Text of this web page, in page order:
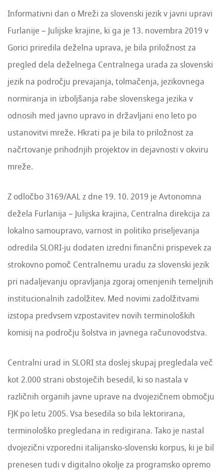
Informativni dan o Mreži za slovenski jezik v javni upravi
Furlanije – Julijske krajine, ki ga je 13. novembra 2019 v
Gorici priredila deželna uprava, je bila priložnost za
pregled dela deželnega Centralnega urada za slovenski
jezik na področju prevajanja, tolmačenja, jezikovnega
normiranja in izboljšanja rabe slovenskega jezika v
odnosih med javno upravo in državljani eno leto po
ustanovitvi mreže. Hkrati pa je bila to priložnost za
načrtovanje prihodnjih projektov in dejavnosti v okviru
mreže.
Z odločbo 3169/AAL z dne 19. 10. 2019 je Avtonomna
dežela Furlanija – Julijska krajina, Centralna direkcija za
lokalno samoupravo, varnost in politiko priseljevanja
odredila SLORI-ju dodaten izredni finančni prispevek za
strokovno pomoč Centralnemu uradu za slovenski jezik
pri nadaljevanju opravljanja zgoraj omenjenih temeljnih
institucionalnih zadolžitev. Med novimi zadolžitvami
izstopa predvsem vzpostavitev novih terminoloških
komisij na področju šolstva in javnega računovodstva.
Centralni urad in SLORI sta doslej skupaj pregledala več
kot 2.000 strani obstoječih besedil, ki so nastala v
različnih organih javne uprave na dvojezičnem območju
FJK po letu 2005. Vsa besedila so bila lektorirana,
terminološko pregledana in redigirana. Tako je nastal
dvojezični vzporedni italijansko-slovenski korpus, ki je bil
prenesen tudi v digitalno okolje za programsko opremo